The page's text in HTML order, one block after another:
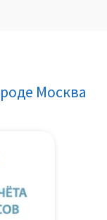
Москва